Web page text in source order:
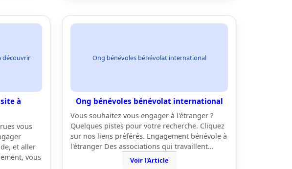
découvrir
à
vous
et aller
vous
Ong bénévoles bénévolat international
Ong bénévoles bénévolat international
Vous souhaitez vous engager à l'étranger ?
Quelques pistes pour votre recherche. Cliquez
sur nos liens préférés. Engagement bénévole à
l'étranger Des associations qui travaillent…
Voir l'Article